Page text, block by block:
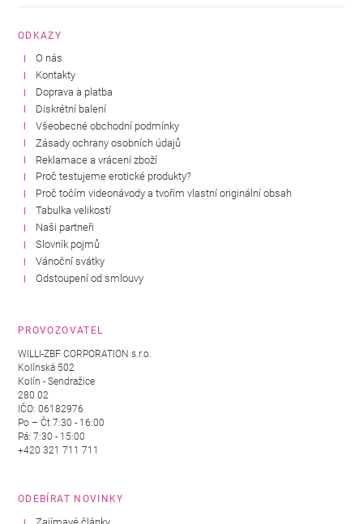
ODKAZY
O nás
Kontakty
Doprava a platba
Diskrétní balení
Všeobecné obchodní podmínky
Zásady ochrany osobních údajů
Reklamace a vrácení zboží
Proč testujeme erotické produkty?
Proč točím videonávody a tvořím vlastní originální obsah
Tabulka velikostí
Naši partneři
Slovník pojmů
Vánoční svátky
Odstoupení od smlouvy
PROVOZOVATEL
WILLI-ZBF CORPORATION s.r.o.
Kolínská 502
Kolín - Sendražice
280 02
IČO: 06182976
Po – Čt 7:30 - 16:00
Pá: 7:30 - 15:00
+420 321 711 711
ODEBÍRAT NOVINKY